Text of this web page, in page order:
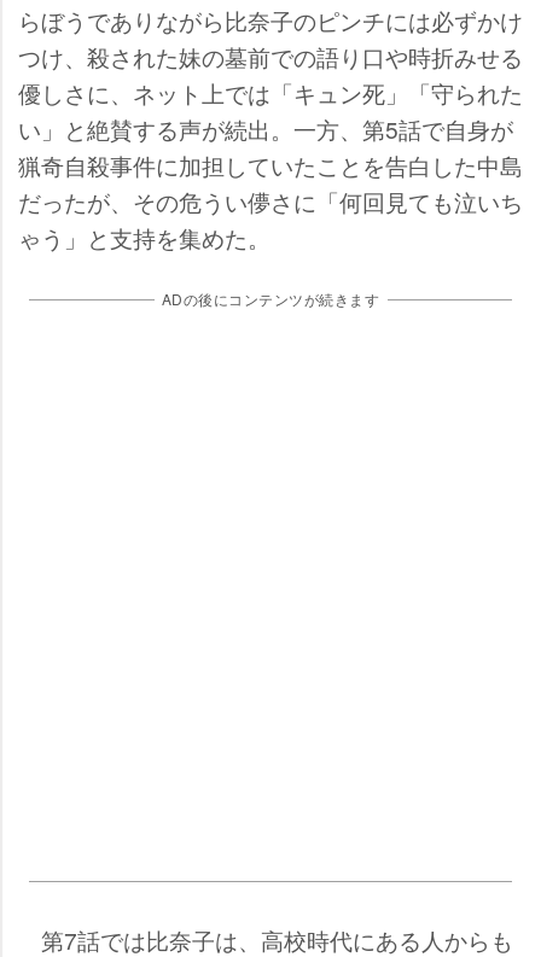
らぼうでありながら比奈子のピンチには必ずかけ
つけ、殺された妹の墓前での語り口や時折みせる
優しさに、ネット上では「キュン死」「守られた
い」と絶賛する声が続出。一方、第5話で自身が
猟奇自殺事件に加担していたことを告白した中島
だったが、その危うい儚さに「何回見ても泣いち
ゃう」と支持を集めた。
ADの後にコンテンツが続きます
第7話では比奈子は、高校時代にある人からも